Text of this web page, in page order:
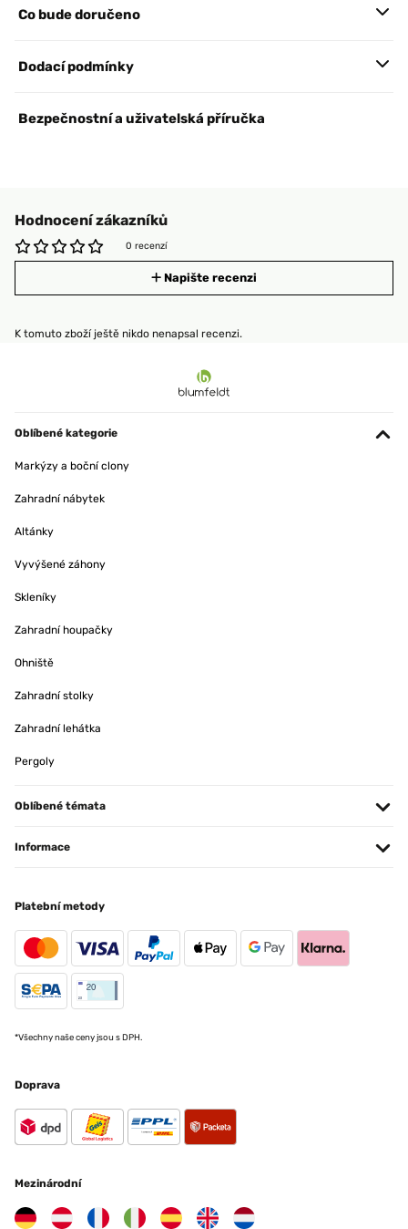
Co bude doručeno
Dodací podmínky
Bezpečnostní a uživatelská příručka
Hodnocení zákazníků
0 recenzí
Napište recenzi
K tomuto zboží ještě nikdo nenapsal recenzi.
Oblíbené kategorie
Markýzy a boční clony
Zahradní nábytek
Altánky
Vyvýšené záhony
Skleníky
Zahradní houpačky
Ohniště
Zahradní stolky
Zahradní lehátka
Pergoly
Oblíbené témata
Informace
Platební metody
*Všechny naše ceny jsou s DPH.
Doprava
Mezinárodní